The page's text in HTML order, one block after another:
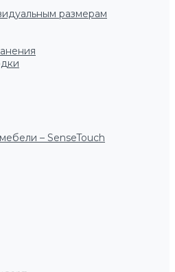
размерам
– SenseTouch